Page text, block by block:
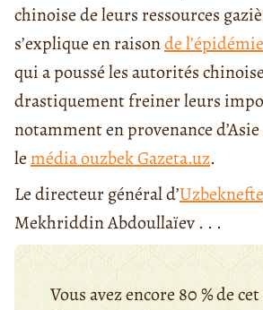
chinoise de leurs ressources
s’explique en raisonde
qui a poussé les autorités
drastiquement freiner leurs
notamment en provenance
lemédia ouzbek Gazeta.uz.
Le directeur général d’
Mekhriddin Abdoullaïev . . .
Vous avez encore 80 % de